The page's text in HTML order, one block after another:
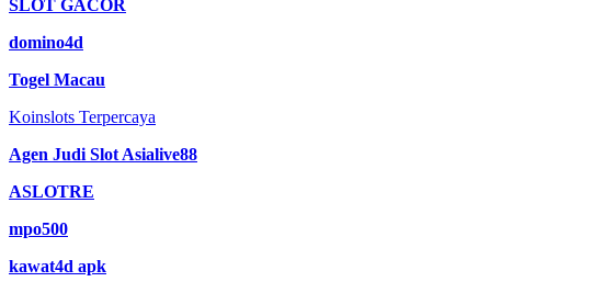
SLOT GACOR
domino4d
Togel Macau
Koinslots Terpercaya
Agen Judi Slot Asialive88
ASLOTRE
mpo500
kawat4d apk